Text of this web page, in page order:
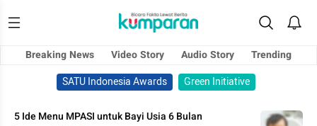
Breaking News Video Story Audio Story
Trending
SATU Indonesia Awards
Green Initiative
5 Ide Menu MPASI untuk Bayi Usia 6 Bulan